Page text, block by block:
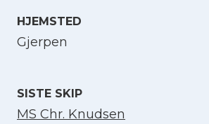
HJEMSTED
Gjerpen
SISTE SKIP
MS Chr. Knudsen
Velg språk
Norsk bokmål